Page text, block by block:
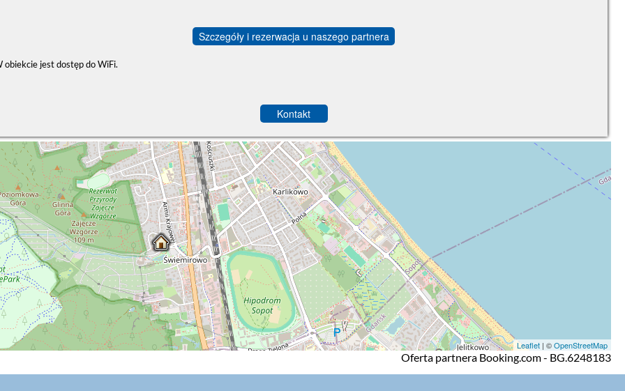
Szczegóły i rezerwacja u naszego partnera
obiekcie jest dostęp do WiFi.
Kontakt
Leaflet | ©OpenStreetMap
Oferta partnera Booking.com - BG.6248183